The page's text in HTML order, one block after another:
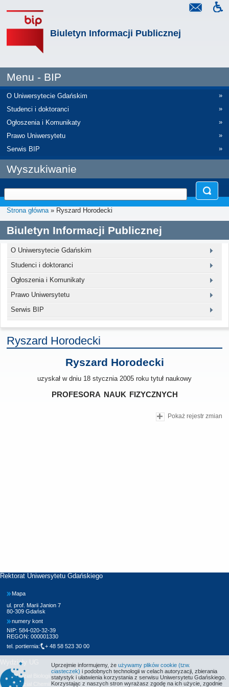
Biuletyn Informacji Publicznej
Menu - BIP
O Uniwersytecie Gdańskim
»
Studenci i doktoranci
»
Ogłoszenia i Komunikaty
»
Prawo Uniwersytetu
»
Serwis BIP
»
Wyszukiwanie
Strona główna» Ryszard Horodecki
Biuletyn Informacji Publicznej
O Uniwersytecie Gdańskim
Studenci i doktoranci
Ogłoszenia i Komunikaty
Prawo Uniwersytetu
Serwis BIP
Ryszard Horodecki
Ryszard Horodecki
uzyskał w dniu 18 stycznia 2005 roku tytuł naukowy
profesora nauk fizycznych
Pokaż rejestr zmian
Rektorat Uniwersytetu Gdańskiego
Mapa
ul. prof. Marii Janion 7
80-309 Gdańsk
numery kont
NIP: 584-020-32-39
REGON: 000001330
tel. portiernia:
+ 48 58 523 30 00
Wydziały UG
Wydział Biologii
Wydział Chemii
Uprzejmie informujemy, że używamy plików cookie (tzw.
ciasteczek) i podobnych technologii w celach autoryzacji, zbierania
statystyk i ułatwienia korzystania z serwisu Uniwersytetu Gdańskiego.
Korzystając z naszych stron wyrażasz zgodę na ich użycie, zgodnie